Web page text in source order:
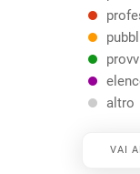
altro
VAI